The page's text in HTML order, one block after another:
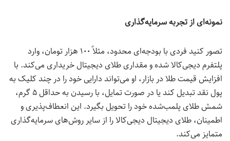
نمونه‌ای از تجربه‌ سرمایه‌گذاری
تصور کنید فردی با بودجه‌ای محدود، مثلاً ۱۰۰ هزار تومان، وارد
پلتفرم دیجی‌کالا شده و مقداری طلای دیجیتال خریداری می‌کند. با
افزایش قیمت طلا در بازار، او می‌تواند دارایی خود را در چند کلیک به
پول نقد تبدیل کند یا در صورت تمایل، با رسیدن به حداقل ۵ گرم،
شمش طلای پلمب‌شده خود را تحویل بگیرد. این انعطاف‌پذیری و
اطمینان، طلای دیجیتال دیجی‌کالا را از سایر روش‌های سرمایه‌گذاری
متمایز می‌کند.